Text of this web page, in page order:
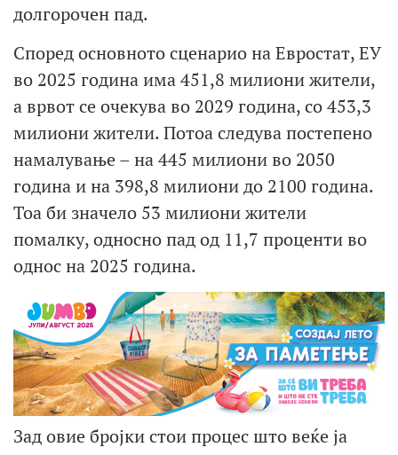
долгорочен пад.
Според основното сценарио на Евростат, ЕУ
во 2025 година има 451,8 милиони жители,
а врвот се очекува во 2029 година, со 453,3
милиони жители. Потоа следува постепено
намалување – на 445 милиони во 2050
година и на 398,8 милиони до 2100 година.
Тоа би значело 53 милиони жители
помалку, односно пад од 11,7 проценти во
однос на 2025 година.
Зад овие бројки стои процес што веќе ја